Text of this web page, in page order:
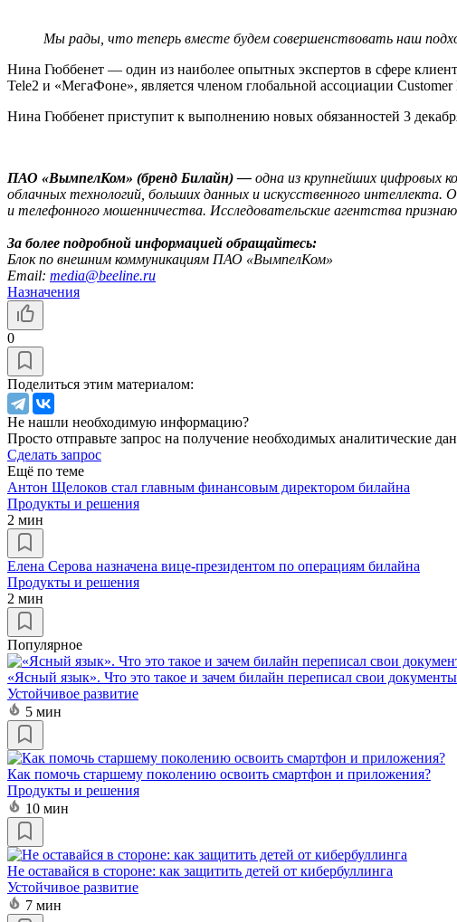
Мы рады, что теперь вместе будем совершенствовать наш
Нина Гюббенет — один из наиболее опытных экспертов в сфере
Tele2 и «МегаФоне», является членом глобальной ассоциации
Нина Гюббенет приступит к выполнению новых обязанностей 3
ПАО «ВымпелКом» (бренд Билайн) — одна из крупнейших цифровых
облачных технологий, больших данных и искусственного интеллекта.
и телефонного мошенничества. Исследовательские агентства
За более подробной информацией обращайтесь:
Блок по внешним коммуникациям ПАО «ВымпелКом»
Email: media@beeline.ru
Назначения
0
Поделиться этим материалом:
Не нашли необходимую информацию?
Просто отправьте запрос на получение необходимых аналитические
Сделать запрос
Ещё по теме
Антон Щелоков стал главным финансовым директором билайна
Продукты и решения
2 мин
Елена Серова назначена вице-президентом по операциям билайна
Продукты и решения
2 мин
Популярное
«Ясный язык». Что это такое и зачем билайн переписал свои документы
Устойчивое развитие
5 мин
Как помочь старшему поколению освоить смартфон и приложения?
Продукты и решения
10 мин
Не оставайся в стороне: как защитить детей от кибербуллинга
Устойчивое развитие
7 мин